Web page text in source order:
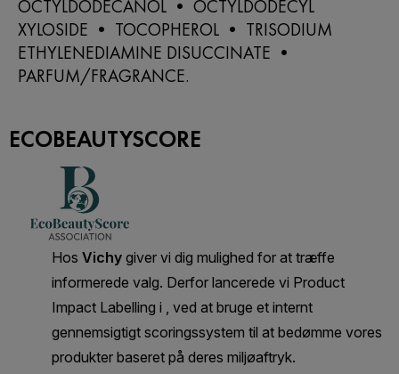
OCTYLDODECANOL • OCTYLDODECYL
XYLOSIDE • TOCOPHEROL • TRISODIUM
ETHYLENEDIAMINE DISUCCINATE •
PARFUM/FRAGRANCE.
ECOBEAUTYSCORE